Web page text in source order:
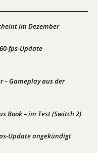
im Dezember
fps-Update
– Gameplay aus der
Book – im Test (Switch 2)
Update angekündigt